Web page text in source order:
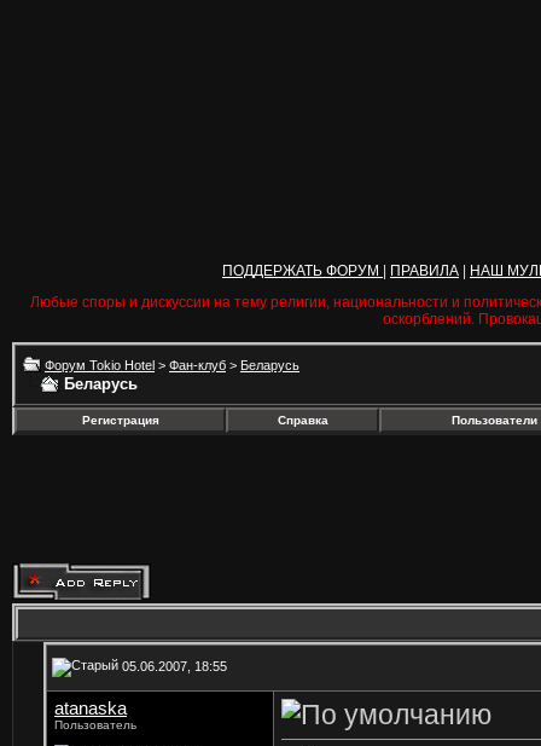
ПОДДЕРЖАТЬ ФОРУМ ПРАВИЛА
НАШ
Любые споры и дискуссии на тему религии, национальности и
оскорблений.
Форум Tokio Hotel > Фан-клуб > Беларусь
Беларусь
Регистрация Справка Пользователи
05.06.2007, 18:55
atanaska
Пользователь